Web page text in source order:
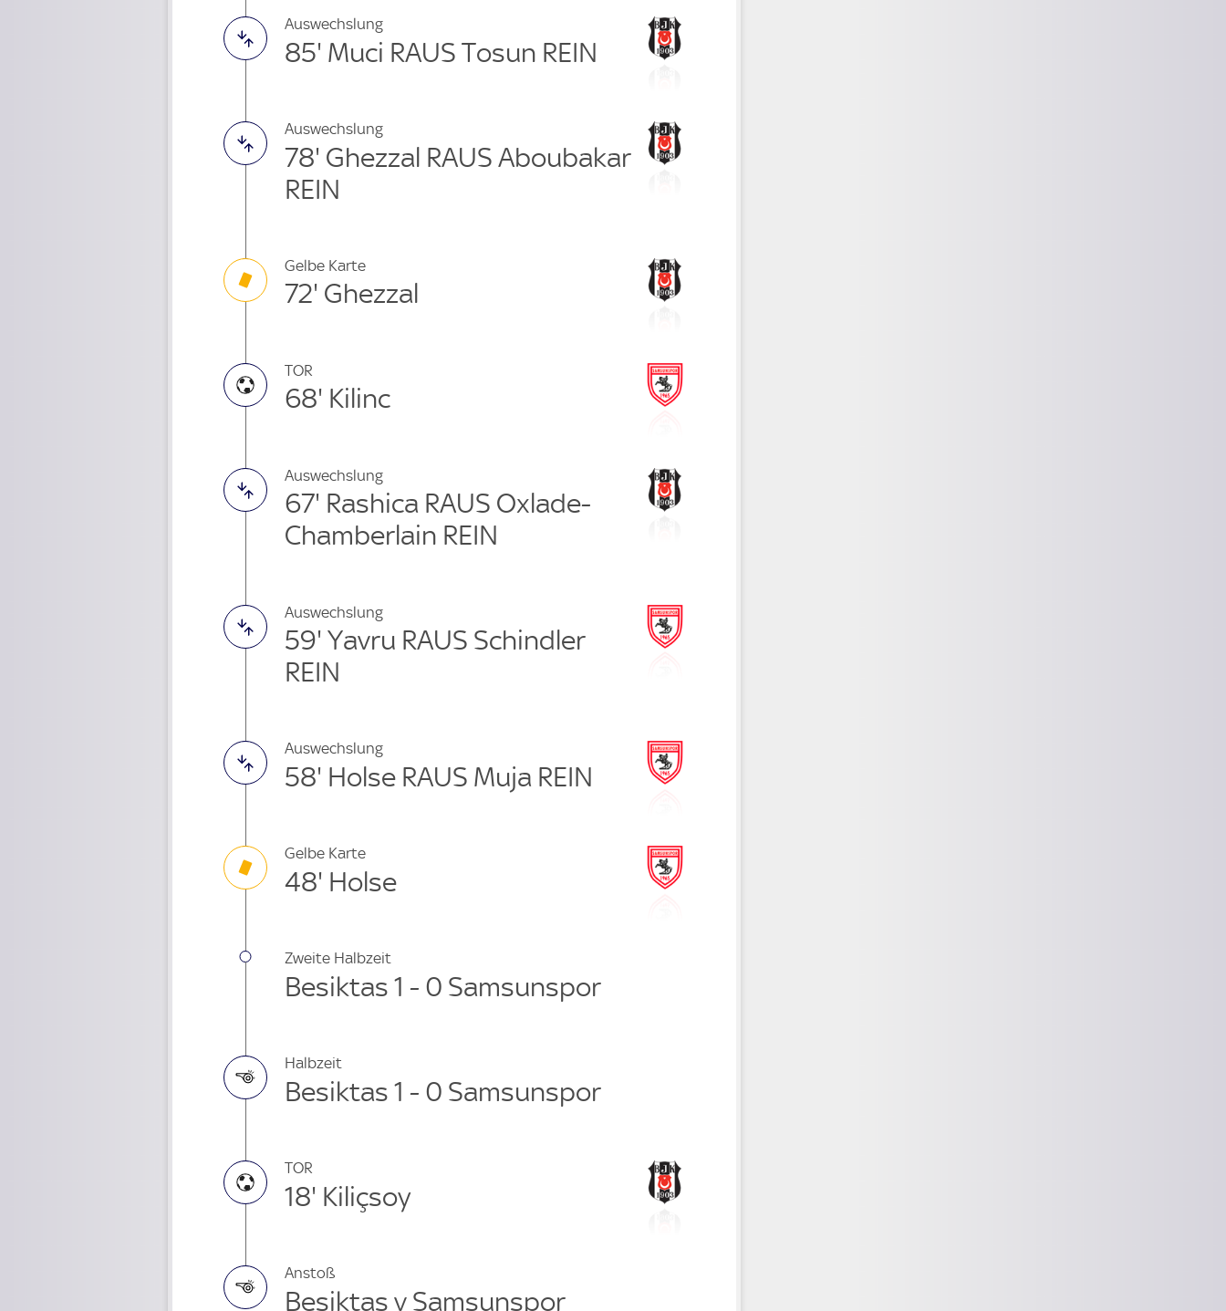
Auswechslung
85' Muci RAUS Tosun REIN
Auswechslung
78' Ghezzal RAUS Aboubakar
REIN
Gelbe Karte
72' Ghezzal
TOR
68' Kilinc
Auswechslung
67' Rashica RAUS Oxlade-
Chamberlain REIN
Auswechslung
59' Yavru RAUS Schindler
REIN
Auswechslung
58' Holse RAUS Muja REIN
Gelbe Karte
48' Holse
Zweite Halbzeit
Besiktas 1 - 0 Samsunspor
Halbzeit
Besiktas 1 - 0 Samsunspor
TOR
18' Kiliçsoy
Anstoß
Besiktas v Samsunspor